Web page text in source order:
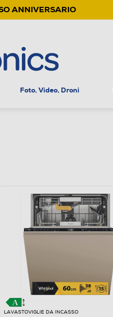
ANNIVERSARIO
Foto, Video, Droni
LAVASTOVIGLIE DA INCASSO